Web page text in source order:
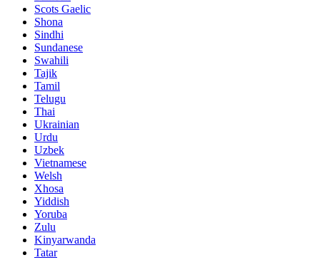
Scots Gaelic
Shona
Sindhi
Sundanese
Swahili
Tajik
Tamil
Telugu
Thai
Ukrainian
Urdu
Uzbek
Vietnamese
Welsh
Xhosa
Yiddish
Yoruba
Zulu
Kinyarwanda
Tatar